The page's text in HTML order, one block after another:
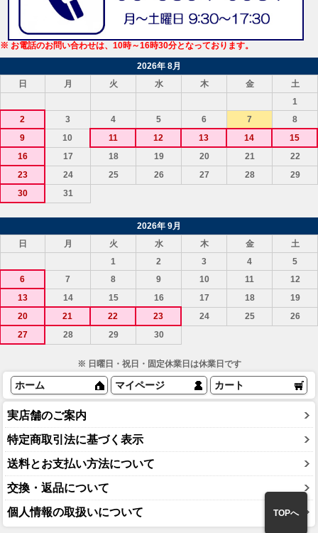
※ お電話のお問い合わせは、10時～16時30分となっております。
2026年 8月
日
月 火 水 木 金
土
1
2
3 4 5 6 7
8
9
10 11 12 13 14
15
16
17 18 19 20 21
22
23
24 25 26 27 28
29
30
31
2026年 9月
日
月 火 水 木 金
土
1
2 3 4
5
6
7 8 9 10 11
12
13
14 15 16 17 18
19
20
21 22 23 24 25
26
27
28 29 30
※ 日曜日・祝日・固定休業日は休業日です
TOPへ
ホーム マイページ カート
実店舗のご案内
特定商取引法に基づく表示
送料とお支払い方法について
交換・返品について
個人情報の取扱いについて